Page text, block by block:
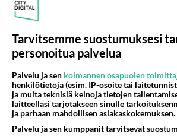
tällöin tuo pienempi rajoitus on
Itselläni on kokemusta näistä
Ericsson R320s
Sony Ericsson K600i
Näillä molemmilla maksimi on
.
Tarvitsemme suostumuksesi
personoitua palvelua
Palvelu ja sen kolmannen osapuolen
henkilötietoja (esim. IP-osoite tai
ja muita teknisiä keinoja tietojen
laitteellasi tarjotakseen sinulle
ja parhaan mahdollisen asiakaskokemuksen.
Palvelu ja sen kumppanit tarvitsevat